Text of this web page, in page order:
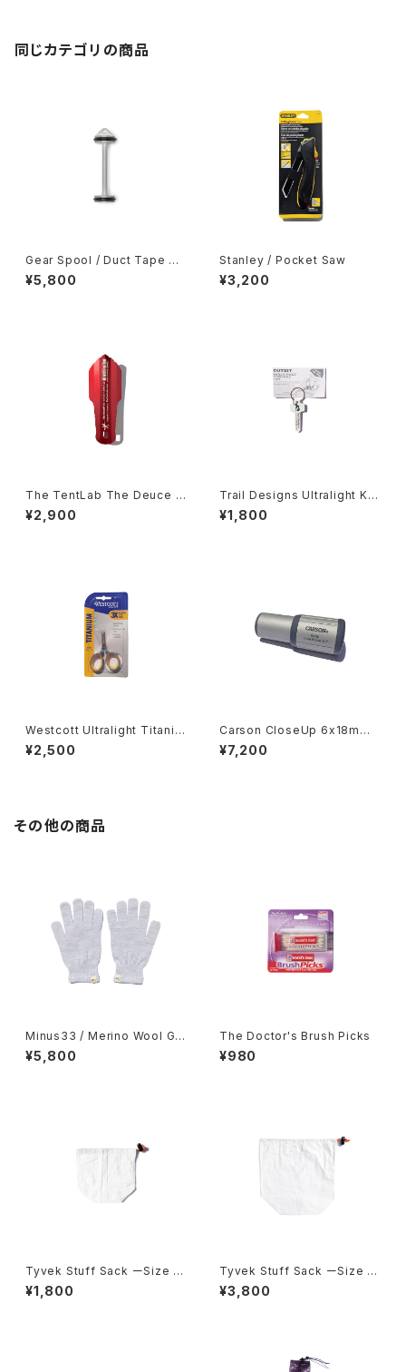
同じカテゴリの商品
Gear Spool / Duct Tape Sp
ool
¥5,800
Stanley / Pocket Saw
¥3,200
The TentLab The Deuce o
f spades
¥2,900
Trail Designs Ultralight Kni
fe
¥1,800
Westcott Ultralight Titaniu
m Scissors, 2.5"
¥2,500
Carson CloseUp 6x18mm
Close-Focus Monocular
¥7,200
その他の商品
Minus33 / Merino Wool Glo
ve
¥5,800
The Doctor's Brush Picks
¥980
Tyvek Stuff Sack ーSize S
mall-
¥1,800
Tyvek Stuff Sack ーSize L
arge-
¥3,800